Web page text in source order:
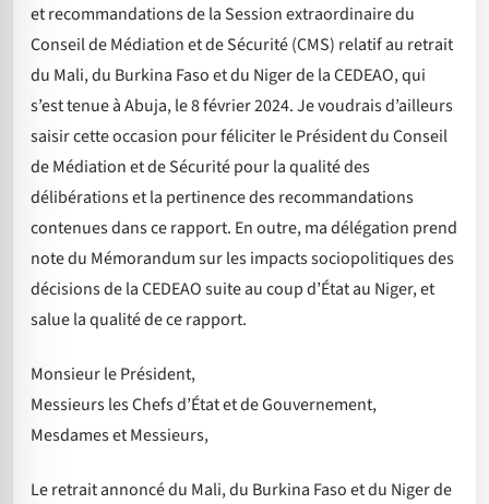
et recommandations de la Session extraordinaire du
Conseil de Médiation et de Sécurité (CMS) relatif au retrait
du Mali, du Burkina Faso et du Niger de la CEDEAO, qui
s’est tenue à Abuja, le 8 février 2024. Je voudrais d’ailleurs
saisir cette occasion pour féliciter le Président du Conseil
de Médiation et de Sécurité pour la qualité des
délibérations et la pertinence des recommandations
contenues dans ce rapport. En outre, ma délégation prend
note du Mémorandum sur les impacts sociopolitiques des
décisions de la CEDEAO suite au coup d’État au Niger, et
salue la qualité de ce rapport.
Monsieur le Président,
Messieurs les Chefs d’État et de Gouvernement,
Mesdames et Messieurs,
Le retrait annoncé du Mali, du Burkina Faso et du Niger de